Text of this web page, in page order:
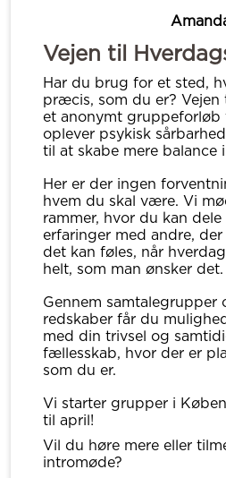
Vejen til
Har du brug for et sted,
præcis, som du er? Vejen
et anonymt gruppeforløb
oplever psykisk
til at skabe mere balance
Her er der ingen
hvem du skal være. Vi
rammer, hvor du kan
erfaringer med andre,
det kan føles, når
helt, som man ønsker det.
Gennem samtalegrupper
redskaber får du
med din trivsel og
fællesskab, hvor der er
som du er.
Vi starter grupper i
til april!
Vil du høre mere eller
intromøde?